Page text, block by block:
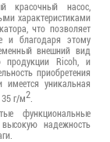
красочный насос,
характеристиками
что позволяет
и благодаря этому
внешний вид
продукции Ricoh, и
приобретения
уникальная
35 г/м2.
функциональные
надежность